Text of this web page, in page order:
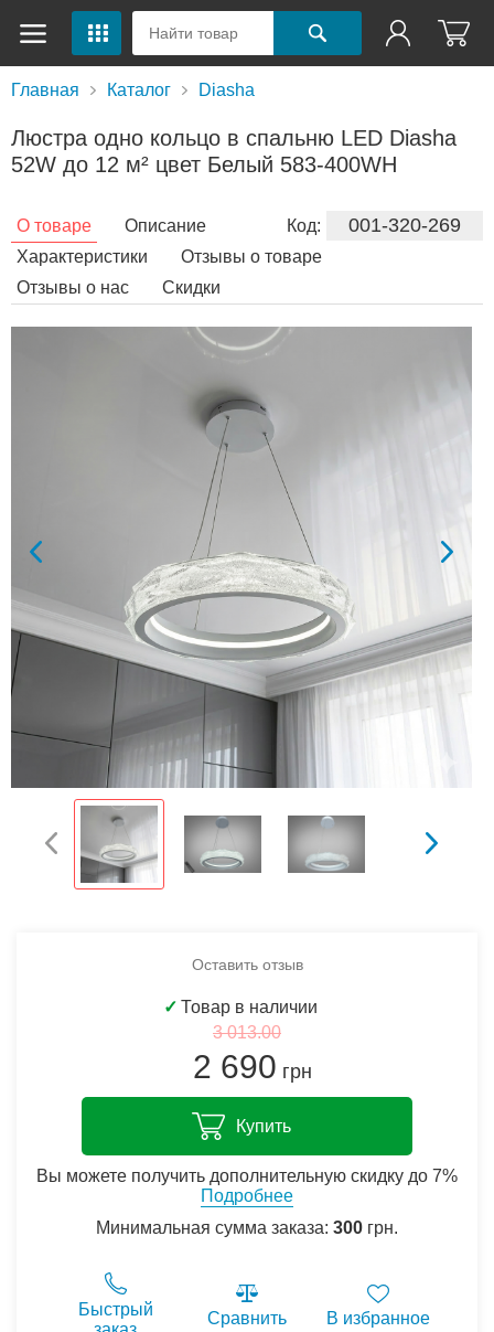
Главная Каталог Diasha
Люстра одно кольцо в спальню LED Diasha
52W до 12 м² цвет Белый 583-400WH
Код: 001-320-269
О товаре
Описание
Характеристики
Отзывы о товаре
Отзывы о нас
Скидки
Оставить отзыв
✓ Товар в наличии
3 013.00
2 690 грн
Купить
Вы можете получить дополнительную скидку до 7%
Подробнее
Минимальная сумма заказа: 300 грн.
Быстрый
Сравнить В избранное